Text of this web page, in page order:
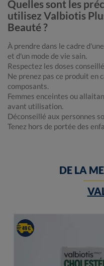
Quelles sont les
utilisez Valbiotis
Beauté ?
À prendre dans le cadre
et d'un mode de vie sain.
Respectez les doses
Ne prenez pas ce produit en
composants.
Femmes enceintes ou
avant utilisation.
Déconseillé aux personnes
Tenez hors de portée des
DE LA